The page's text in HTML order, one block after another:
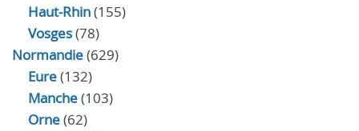
Haut-Rhin(155)
Vosges(78)
Normandie(629)
Eure(132)
Manche(103)
Orne(62)